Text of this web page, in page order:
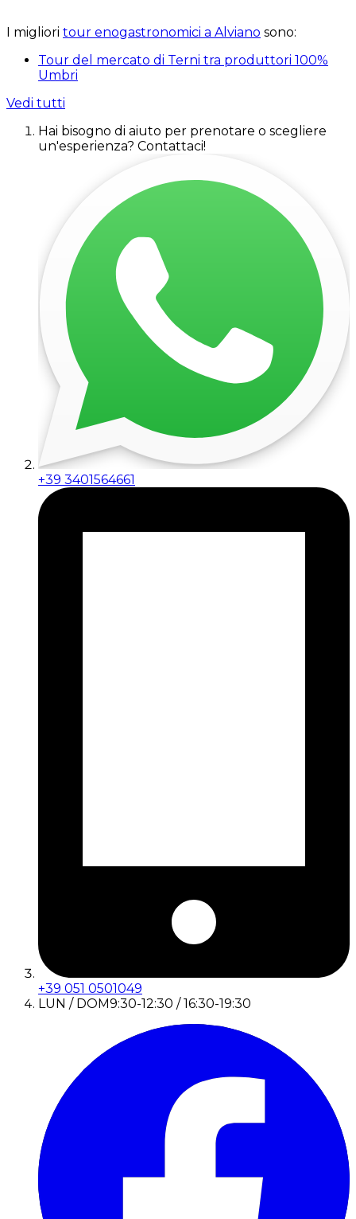
I migliori tour enogastronomici a Alviano sono:
Tour del mercato di Terni tra produttori 100%
Umbri
Vedi tutti
Hai bisogno di aiuto per prenotare o scegliere
un'esperienza? Contattaci!
+39 3401564661
+39 051 0501049
LUN / DOM9:30-12:30 / 16:30-19:30